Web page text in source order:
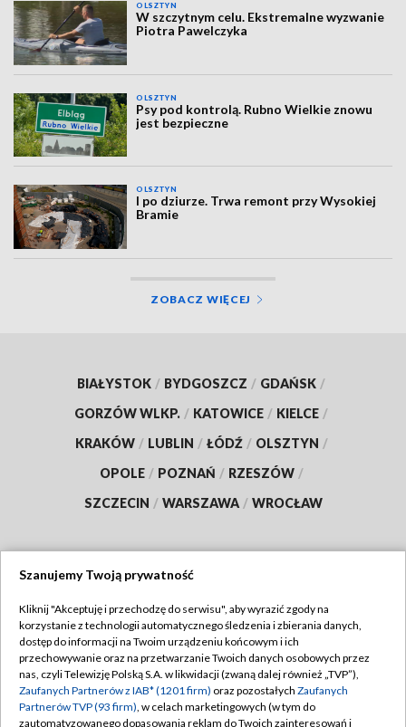
OLSZTYN
W szczytnym celu. Ekstremalne wyzwanie
Piotra Pawelczyka
OLSZTYN
Psy pod kontrolą. Rubno Wielkie znowu
jest bezpieczne
OLSZTYN
I po dziurze. Trwa remont przy Wysokiej
Bramie
ZOBACZ WIĘCEJ
BIAŁYSTOK / BYDGOSZCZ / GDAŃSK /
GORZÓW WLKP. / KATOWICE / KIELCE /
KRAKÓW / LUBLIN / ŁÓDŹ / OLSZTYN /
OPOLE / POZNAŃ / RZESZÓW /
SZCZECIN / WARSZAWA / WROCŁAW
TVP
Abonament TVP
Emisja w TVP
Centrum informacji TVP
Regulamin TVP
Polityka prywatności
Moje zgody
Szanujemy Twoją prywatność
Kliknij "Akceptuję i przechodzę do serwisu", aby wyrazić zgody na
korzystanie z technologii automatycznego śledzenia i zbierania danych,
dostęp do informacji na Twoim urządzeniu końcowym i ich
przechowywanie oraz na przetwarzanie Twoich danych osobowych przez
nas, czyli Telewizję Polską S.A. w likwidacji (zwaną dalej również „TVP”),
Zaufanych Partnerów z IAB* (1201 firm) oraz pozostałych Zaufanych
Partnerów TVP (93 firm), w celach marketingowych (w tym do
zautomatyzowanego dopasowania reklam do Twoich zainteresowań i